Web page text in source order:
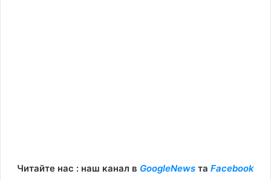
Читайте нас : наш канал в GoogleNews та Facebook